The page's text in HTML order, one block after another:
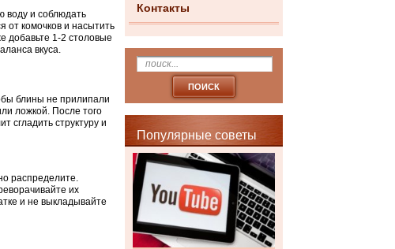
Контакты
Популярные советы
воду и соблюдать
от комочков и насытить
добавьте 1-2 столовые
вкуса.
блины не прилипали
ложкой. После того
сгладить структуру и
распределите.
их
и не выкладывайте